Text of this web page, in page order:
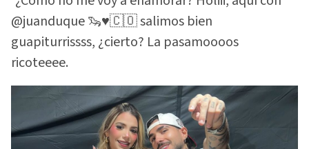
@juanduque 🦦♥️🇨🇴 salimos bien
guapiturrissss, ¿cierto? La pasamoooos
ricoteeee.